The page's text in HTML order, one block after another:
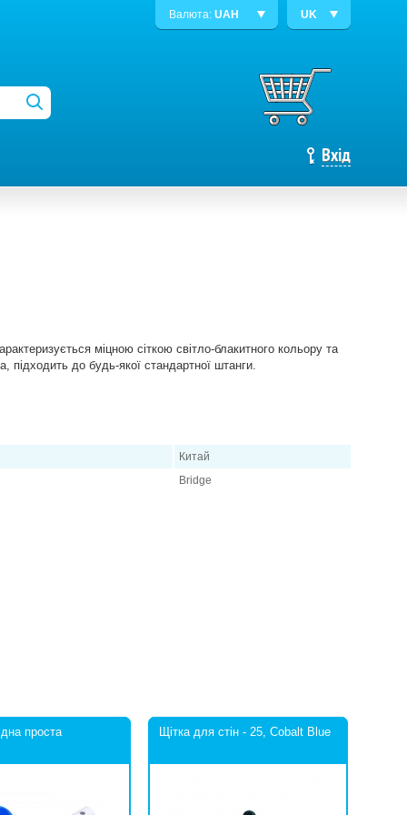
Валюта: UAH UK
Вхід
міцною сіткою світло-блакитного кольору та
підходить до будь-якої стандартної штанги.
Китай
Bridge
проста Щітка для стін - 25, Cobalt Blue